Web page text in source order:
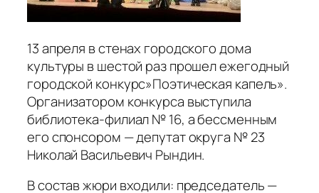
13 апреля в стенах городского дома
культуры в шестой раз прошел ежегодный
городской конкурс»Поэтическая капель».
Организатором конкурса выступила
библиотека-филиал № 16, а бессменным
его спонсором — депутат округа № 23
Николай Васильевич Рындин.
В состав жюри входили: председатель —